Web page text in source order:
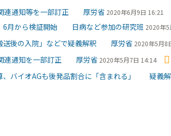
連通知等を一部訂正 厚労省 2020年6月9日 16:21
6月から検証開始 日病など参加の研究班 2020年
送後の入院」などで疑義解釈 厚労省 2020年5月8
連通知を一部訂正 厚労省 2020年5月7日 14:14
、バイオAGも後発品割合に「含まれる」 疑義